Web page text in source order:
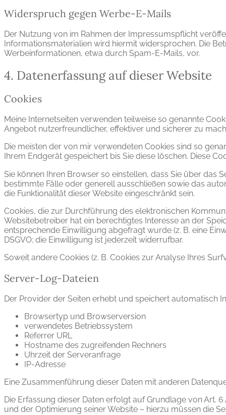
Widerspruch gegen Werbe-E-Mails
Der Nutzung von im Rahmen der Impressumspflicht
Informationsmaterialien wird hiermit widersprochen. Die
Werbeinformationen, etwa durch Spam-E-Mails, vor.
4. Datenerfassung auf dieser Website
Cookies
Meine Internetseiten verwenden teilweise so genannte
Angebot nutzerfreundlicher, effektiver und sicherer zu
Die meisten der von mir verwendeten Cookies sind so
Ihrem Endgerät gespeichert bis Sie diese löschen. Diese
Sie können Ihren Browser so einstellen, dass Sie über das
bestimmte Fälle oder generell ausschließen sowie das
die Funktionalität dieser Website eingeschränkt sein.
Cookies, die zur Durchführung des elektronischen
Websitebetreiber hat ein berechtigtes Interesse an der
entsprechende Einwilligung abgefragt wurde (z. B. eine
DSGVO; die Einwilligung ist jederzeit widerrufbar.
Soweit andere Cookies (z. B. Cookies zur Analyse Ihres
Server-Log-Dateien
Der Provider der Seiten erhebt und speichert automatisch
Browsertyp und Browserversion
verwendetes Betriebssystem
Referrer URL
Hostname des zugreifenden Rechners
Uhrzeit der Serveranfrage
IP-Adresse
Eine Zusammenführung dieser Daten mit anderen
Die Erfassung dieser Daten erfolgt auf Grundlage von Art.
und der Optimierung seiner Website – hierzu müssen die